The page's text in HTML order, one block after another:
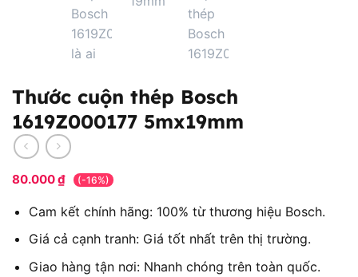
Thước cuộn thép Bosch
1619Z000177 5mx19mm
80.000₫ (-16%)
Cam kết chính hãng: 100% từ thương hiệu Bosch.
Giá cả cạnh tranh: Giá tốt nhất trên thị trường.
Giao hàng tận nơi: Nhanh chóng trên toàn quốc.